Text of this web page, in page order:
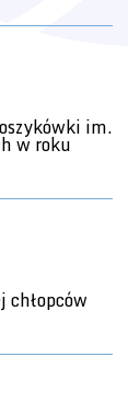
im.
w roku